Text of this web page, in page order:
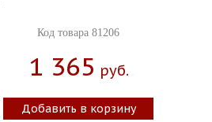
Код товара 81206
1 365 Руб.
Добавить в корзину